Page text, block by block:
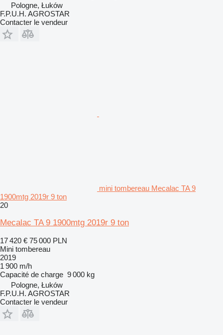
Pologne, Łuków
F.P.U.H. AGROSTAR
Contacter le vendeur
mini tombereau Mecalac TA 9
1900mtg 2019r 9 ton
20
Mecalac TA 9 1900mtg 2019r 9 ton
17 420 € 75 000 PLN
Mini tombereau
2019
1 900 m/h
Capacité de charge 9 000 kg
Pologne, Łuków
F.P.U.H. AGROSTAR
Contacter le vendeur